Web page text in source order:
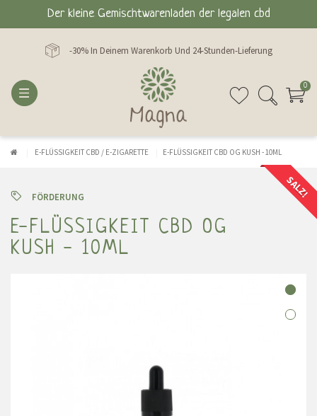
Der kleine Gemischtwarenladen der legalen cbd
-30% In Deinem Warenkorb Und 24-Stunden-Lieferung
0
E-FLÜSSIGKEIT CBD / E-ZIGARETTE E-FLÜSSIGKEIT CBD OG KUSH - 10ML
SALZ!
FÖRDERUNG
E-FLÜSSIGKEIT CBD OG
KUSH - 10ML